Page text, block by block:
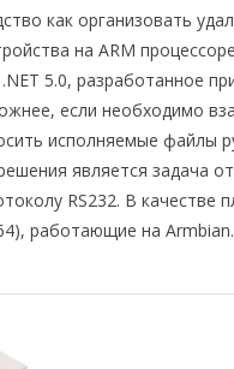
как организовать
на ARM
5.0, разработанное
если необходимо
исполняемые файлы
является задача
RS232. В качестве
работающие на Armbian.